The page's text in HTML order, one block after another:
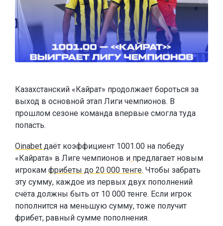
Казахстанский «Кайрат» продолжает бороться за
выход в основной этап Лиги чемпионов. В
прошлом сезоне команда впервые смогла туда
попасть.
Oinabet даёт коэффициент 1001.00 на победу
«Кайрата» в Лиге чемпионов и предлагает новым
игрокам фрибеты до 20 000 тенге. Чтобы забрать
эту сумму, каждое из первых двух пополнений
счёта должны быть от 10 000 тенге. Если игрок
пополнится на меньшую сумму, тоже получит
фрибет, равный сумме пополнения.